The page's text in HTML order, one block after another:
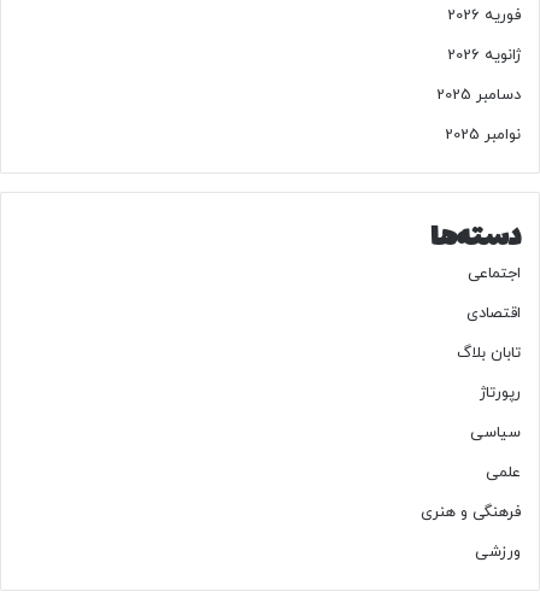
فوریه 2026
ژانویه 2026
دسامبر 2025
نوامبر 2025
دسته‌ها
اجتماعی
اقتصادی
تابان بلاگ
رپورتاژ
سیاسی
علمی
فرهنگی و هنری
ورزشی